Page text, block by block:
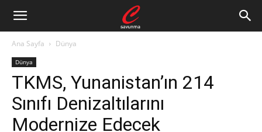
Ana Sayfa Dünya
Dünya
TKMS, Yunanistan’ın 214
Sınıfı Denizaltılarını
Modernize Edecek